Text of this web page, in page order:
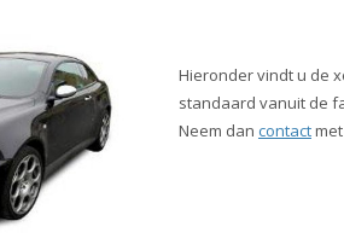
Hieronder vindt u de
standaard vanuit de
Neem dan contactmet